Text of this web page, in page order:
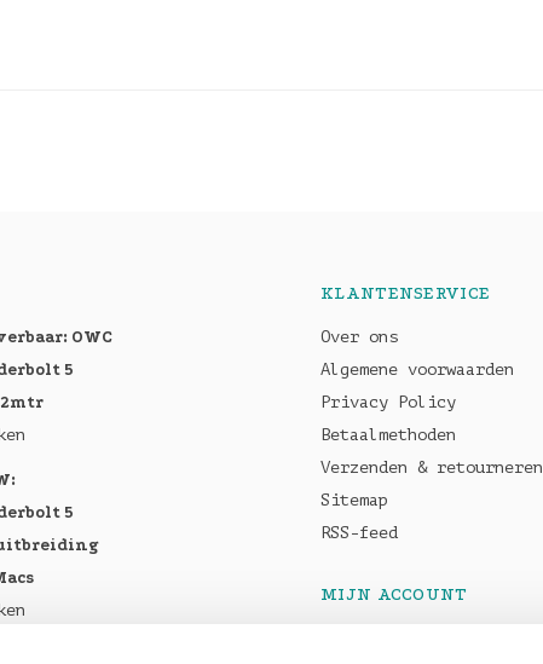
OWC
5
5
KLANTENSERVICE
Over ons
Algemene voorwaarden
Privacy Policy
Betaalmethoden
Verzenden & retourneren
Sitemap
RSS-feed
MIJN ACCOUNT